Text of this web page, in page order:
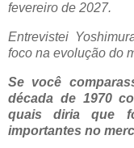
fevereiro de 2027.
Entrevistei
foco na evolução do
Se você
década de 1970
quais diria que
importantes no